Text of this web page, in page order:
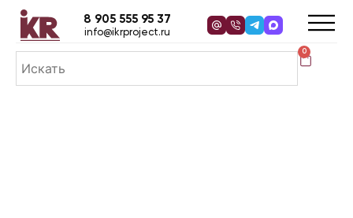
0
8 905 555 95 37
info@ikrproject.ru